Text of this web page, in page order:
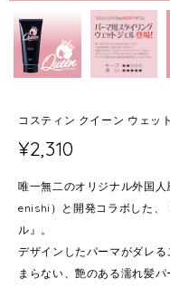
コスティン クイーン ウェッ
¥2,310
唯一無二のオリジナル外国
enishi）と開発コラボした、
ル』。
デザインしたパーマがダレ
まらない、艶のある濡れ髪パ